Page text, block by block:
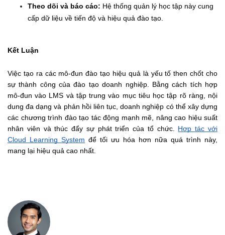
Theo dõi và báo cáo: Hệ thống quản lý học tập này cung
cấp dữ liệu về tiến độ và hiệu quả đào tạo.
Kết Luận
Việc tạo ra các mô-đun đào tạo hiệu quả là yếu tố then chốt cho
sự thành công của đào tạo doanh nghiệp. Bằng cách tích hợp
mô-đun vào LMS và tập trung vào mục tiêu học tập rõ ràng, nội
dung đa dạng và phản hồi liên tục, doanh nghiệp có thể xây dựng
các chương trình đào tạo tác động mạnh mẽ, nâng cao hiệu suất
nhân viên và thúc đẩy sự phát triển của tổ chức. Hợp tác với
Cloud Learning System để tối ưu hóa hơn nữa quá trình này,
mang lại hiệu quả cao nhất.